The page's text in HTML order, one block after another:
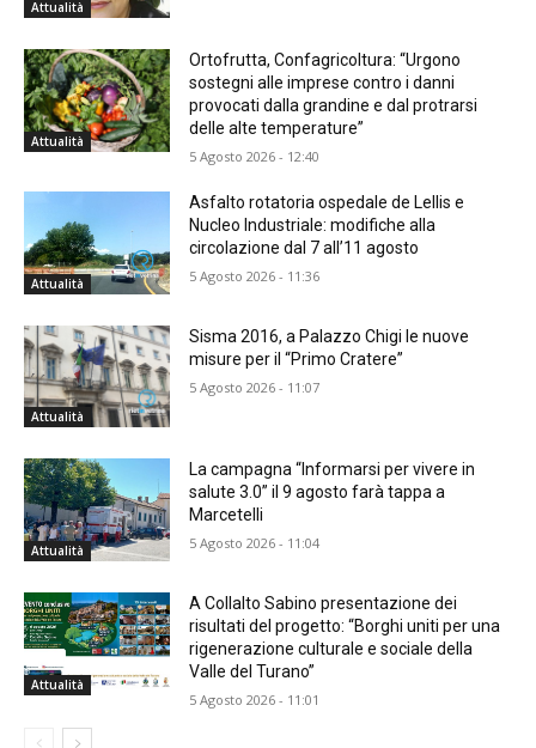
Attualità
Attualità
Ortofrutta, Confagricoltura: “Urgono
sostegni alle imprese contro i danni
provocati dalla grandine e dal protrarsi
delle alte temperature”
5 Agosto 2026 - 12:40
Attualità
Asfalto rotatoria ospedale de Lellis e
Nucleo Industriale: modifiche alla
circolazione dal 7 all’11 agosto
5 Agosto 2026 - 11:36
Attualità
Sisma 2016, a Palazzo Chigi le nuove
misure per il “Primo Cratere”
5 Agosto 2026 - 11:07
Attualità
La campagna “Informarsi per vivere in
salute 3.0” il 9 agosto farà tappa a
Marcetelli
5 Agosto 2026 - 11:04
Attualità
A Collalto Sabino presentazione dei
risultati del progetto: “Borghi uniti per una
rigenerazione culturale e sociale della
Valle del Turano”
5 Agosto 2026 - 11:01